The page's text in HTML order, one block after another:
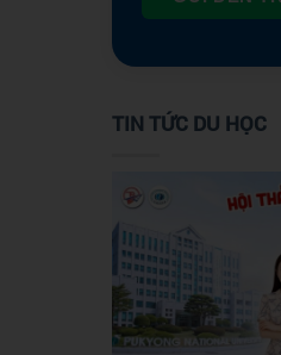
TIN TỨC DU HỌC